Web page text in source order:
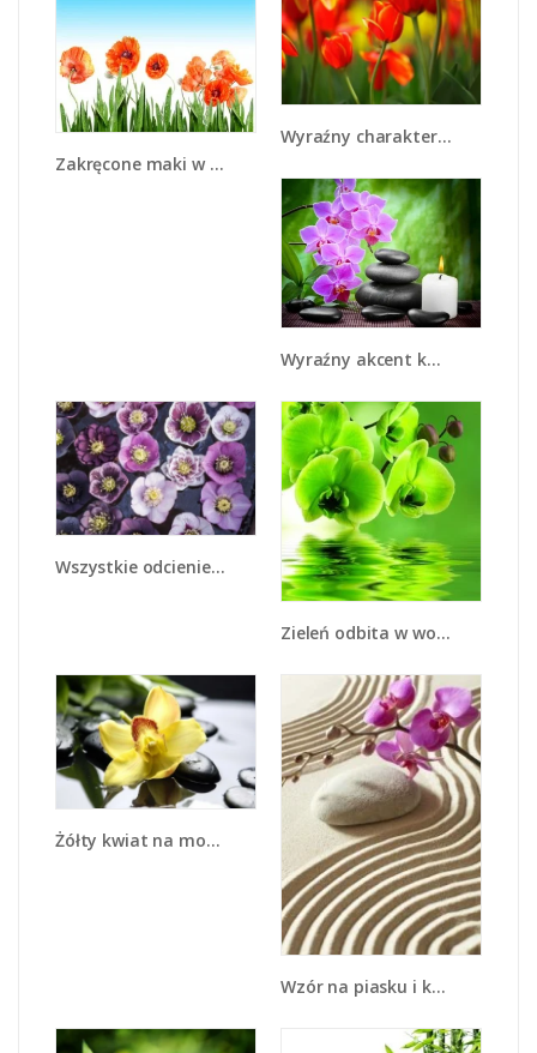
Zakręcone maki w każdą stronę - K570
Wyraźny charakter tulipanów - K349
Wyraźny akcent kwiatowy - K810
Wszystkie odcienie fioletu w kwiatach - K876
Zieleń odbita w wodzie - K661
Żółty kwiat na mokrych kamieniach - K155
Wzór na piasku i kwiat - K432